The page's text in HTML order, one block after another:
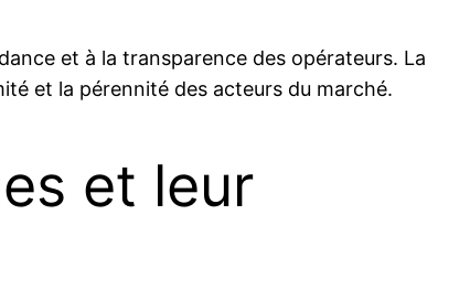
et à la transparence des opérateurs. La
et la pérennité des acteurs du marché.
et leur